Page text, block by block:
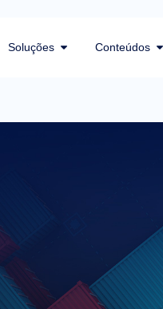
Soluções Conteúdos